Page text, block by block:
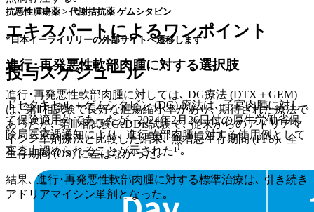
エキスパートによるワンポイント
進行･再発悪性軟部肉腫に対する選択肢
進行･再発悪性軟部肉腫に対しては､ DG療法 (DTX＋GEM)
は､ 第Ⅱ相試験で良好な腫瘍縮小率があり､ 期待された療法で
あったが､ 第Ⅲ相試験GeDDis試験で､ 従来からのアドリアマ
イシン単剤療法と比較した結果､ 無増悪生存期間 (PFS)､ 全
生存期間 (OS) に差はなかった｡
結果､ 進行･再発悪性軟部肉腫に対する標準治療は､ 引き続き
アドリアマイシン単剤となった｡
抗悪性腫瘍薬 > 代謝拮抗薬 ゲムシタビン
*日本イーライリリーの外部サイトへ遷移します
投与スケジュール
ドセタキセル＋ゲムシタビン (DG) 療法は､ 子宮肉腫に対し
て保険適用外であったが､ 2024年2月26日付の厚生労働省保
険局医療課通知により､ 進行軟部肉腫に対する使用例として
審査上認められることが示された¹⁾｡